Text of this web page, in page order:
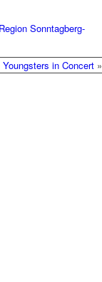
Youngsters in Concert»